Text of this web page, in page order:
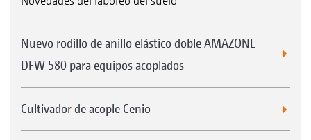
Nuevo rodillo de anillo elástico doble AMAZONE
DFW 580 para equipos acoplados
Cultivador de acople Cenio